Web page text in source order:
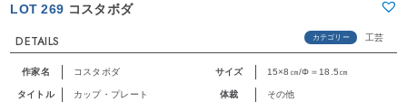
LOT 269 コスタボダ
DETAILS カテゴリー 工芸
作家名 コスタボダ サイズ 15×8㎝/Φ＝18.5㎝
タイトル カップ・プレート 体裁 その他